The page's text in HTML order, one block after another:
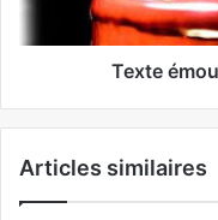
Texte
Articles similaires